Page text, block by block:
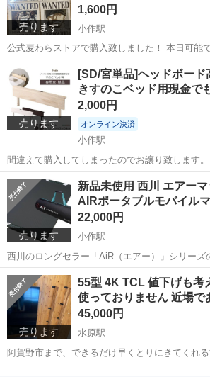
売ります
1,600円
小作駅
公式麦わらストアで購入致しました！ 本日可能
せていただきます 未開封 A3程の大きさです
東京 小作駅 その他
売ります
[SD/宮単品]ヘッドボー
きすのこベッド用現金で
2,000円
オンライン決済
小作駅
間違えて購入してしまったのでお譲り致します。
てもおりません、 おうちのベット使いやすくしませんか？ パイン材高
さ2段階調整脚付きすのこベッド(セミダブル)専
インフレームを使用し...
東京 西多摩郡 小作駅 ベッド す
売ります
新品未使用 西川 エアー
AIRポータブルモバイル
22,000円
小作駅
西川のロングセラー「AiR（エアー）」シリーズ
ルマットレスです。 貰ったのですが、使う予定
お譲りします。 こちらは幅70cmのスリムタイ
標準（シングル）サイズ」...
東京 西多摩郡 寝具 西川
売ります
55型 4K TCL 値下げも考えております！ほぼ
使っておりません 近場
45,000円
水原駅
阿賀野市まで、できるだけ早くとりにきてくれる
だきます。 よろしくおねがいします。 型式55K600u すぐ検討して頂